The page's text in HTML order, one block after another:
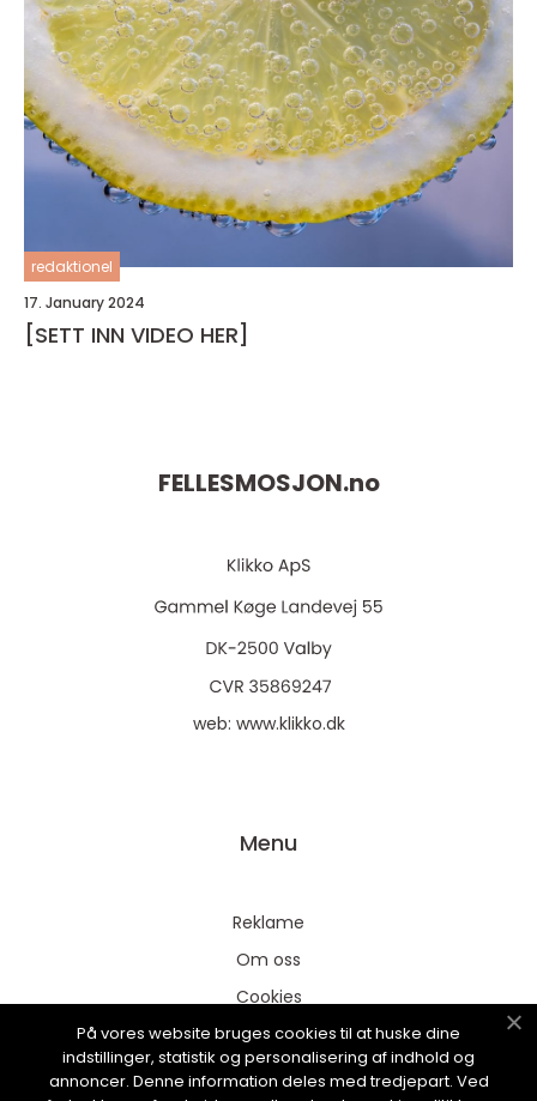
redaktionel
17. January 2024
[SETT INN VIDEO HER]
FELLESMOSJON.no
web: www.klikko.dk
Menu
Reklame
Om oss
Cookies
Kontakt Oss
Sitemap
På vores website bruges cookies til at huske dine
indstillinger, statistik og personalisering af indhold og
annoncer. Denne information deles med tredjepart. Ved